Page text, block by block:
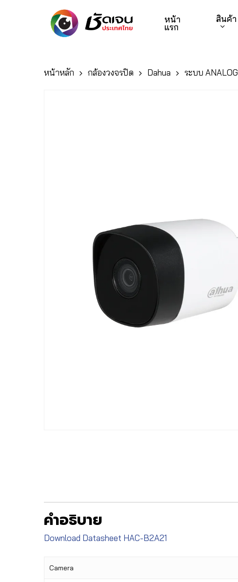
หน้า
แรก
สินค้า
หน้าหลัก กล้องวงจรปิด Dahua ระบบ ANALOG
คำอธิบาย
Download Datasheet HAC-B2A21
Camera